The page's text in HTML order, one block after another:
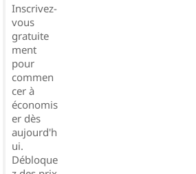
Inscrivez-
vous
gratuite
ment
pour
commen
cer à
économis
er dès
aujourd'h
ui.
Débloque